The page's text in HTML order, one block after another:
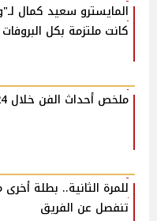
المايسترو سعيد كمال
كانت ملتزمة بكل البروفات
ملخص أحداث الفن خلال 24 ساعة
تنفصل عن الفريق